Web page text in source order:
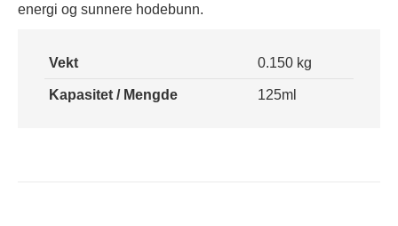
energi og sunnere hodebunn.
Vekt 0.150 kg
Kapasitet / Mengde 125ml